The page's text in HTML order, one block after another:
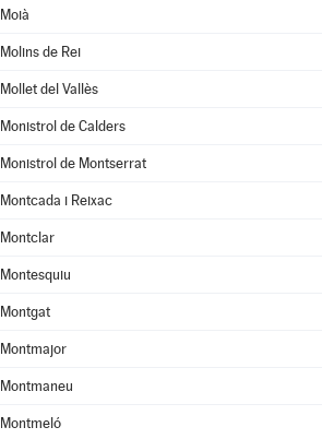
Moià
Molins de Rei
Mollet del Vallès
Monistrol de Calders
Monistrol de Montserrat
Montcada i Reixac
Montclar
Montesquiu
Montgat
Montmajor
Montmaneu
Montmeló